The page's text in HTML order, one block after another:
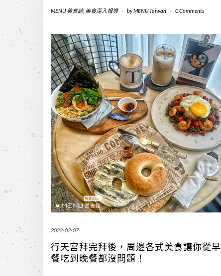
MENU 美食誌, 美食深入報導 - byMENU Taiwan - 0 Comments
2022-02-07
行天宮拜完拜後，周邊各式美食讓你從早
餐吃到晚餐都沒問題！